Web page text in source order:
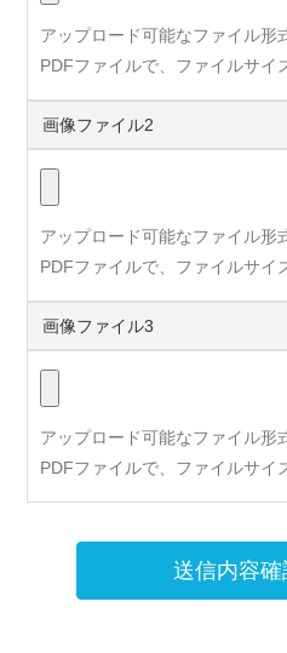
アップロード可能なファイル形
PDFファイルで、ファイルサイ
画像ファイル2
アップロード可能なファイル形
PDFファイルで、ファイルサイ
画像ファイル3
アップロード可能なファイル形
PDFファイルで、ファイルサイ
送信内容